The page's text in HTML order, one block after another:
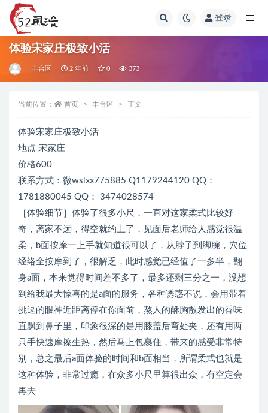
登录
体验宋家庄极致小活
丰台区 2 年前 0 373
当前位置： 首页 丰台区 正文
体验宋家庄极致小活
地点 宋家庄
价格600
联系方式：微wslxx775885 Q1179244120 QQ：
1781880045 QQ： 3474028574
［体验细节］体验了很多小尺，一直对这家柔式比较好
奇，离家不远，得空就约上了，见面后老师给人感觉很温
柔，b面按摩一上手就知道很可以了，从脖子到脚腕，穴位
经络全按摩到了，很解乏，此时感觉已经值了一多半，翻
身a面，本来觉得时间差不多了，最多还剩三分之一，没想
到给我最大惊喜的是a面的服务，各种诱惑不说，会用带着
挑逗的眼神近距离停在你面前，熬人的酥胸散发出的香味
直飘到鼻子里，印象很深的是用膝盖后弯处夹，还有用两
只手快速摩擦生热，然后马上包裹住，带来的感受非常特
别，总之最后a面体验的时间和b面相当，所谓柔式也就是
这种体验，非常过瘾，在众多小尺里算很出众，有空定会
再去